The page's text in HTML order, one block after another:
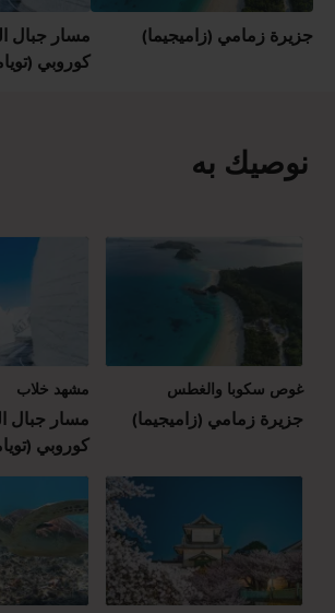
جزيرة زمامي (زاميجيما)
مسار جبال
كوروبي
نوصيك به
غوص سكوبا والغطس
جزيرة زمامي (زاميجيما)
مشهد خلاب
مسار جبال
كوروبي